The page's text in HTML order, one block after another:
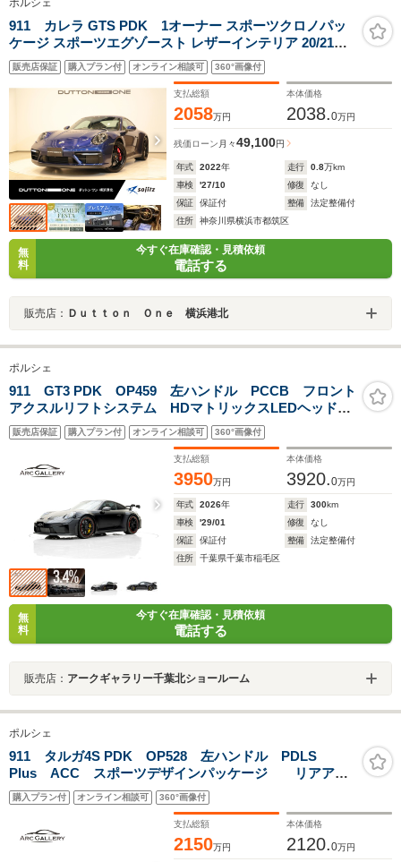
ポルシェ
911 カレラ GTS PDK 1オーナー スポーツクロノパッ
ケージ スポーツエグゾースト レザーインテリア 20/21イ
ンチターボSアルミホイール(サテンブラック) パワステプ
ラス PORSCHEクレストエンボスヘッドレスト シートヒ
ーター 全周囲カメラ
販売店保証 購入プラン付 オンライン相談可 360°画像付
支払総額
2058万円
本体価格
2038.0万円
残価ローン 月々49,100円
年式 2022年 走行 0.8万km
車検
'27/10 修復
なし
保証
保証付 整備
法定整備付
住所
神奈川県横浜市都筑区
無
料
今すぐ在庫確認・見積依頼
電話する
販売店： Ｄｕｔｔｏｎ Ｏｎｅ 横浜港北
ポルシェ
911 GT3 PDK OP459 左ハンドル PCCB フロント
アクスルリフトシステム HDマトリックスLEDヘッドラ
イト レザー/Race-Texインテリア アダプティブスポー
ツシート(18Way電動) クロノパッケージ(Design GTク
販売店保証 購入プラン付 オンライン相談可 360°画像付
支払総額
3950万円
本体価格
3920.0万円
年式 2026年 走行 300km
車検
'29/01 修復
なし
保証
保証付 整備
法定整備付
住所
千葉県千葉市稲毛区
無
料
今すぐ在庫確認・見積依頼
電話する
販売店： アークギャラリー千葉北ショールーム
ポルシェ
911 タルガ4S PDK OP528 左ハンドル PDLS
Plus ACC スポーツデザインパッケージ リアアク
スルステアリング エクスクルーシブデザインホイー
ル スポーツエグゾースト スポーツシート(14Way電動
調整) シートベンチレーション
購入プラン付 オンライン相談可 360°画像付
支払総額
2150万円
本体価格
2120.0万円